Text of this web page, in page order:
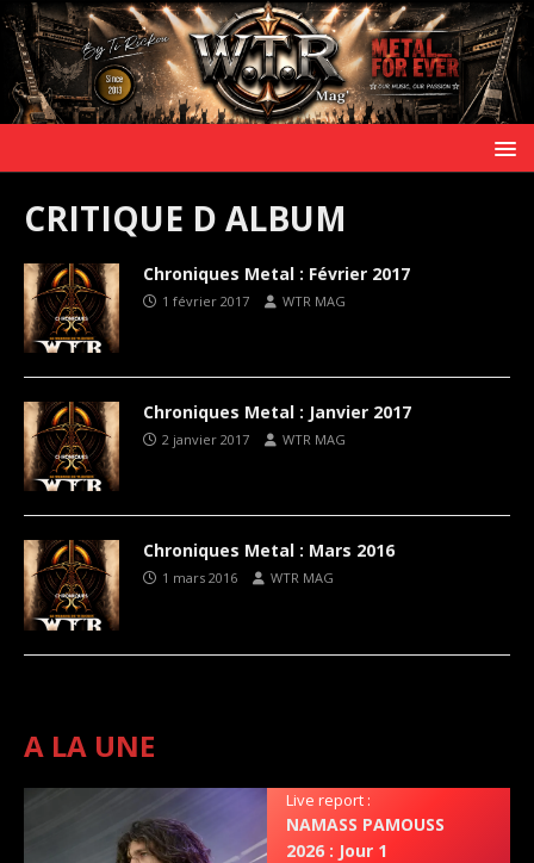
CRITIQUE D ALBUM
Chroniques Metal : Février 2017
1 février 2017 WTR MAG
Chroniques Metal : Janvier 2017
2 janvier 2017 WTR MAG
Chroniques Metal : Mars 2016
1 mars 2016 WTR MAG
A LA UNE
Live report :
NAMASS PAMOUSS
2026 : Jour 1